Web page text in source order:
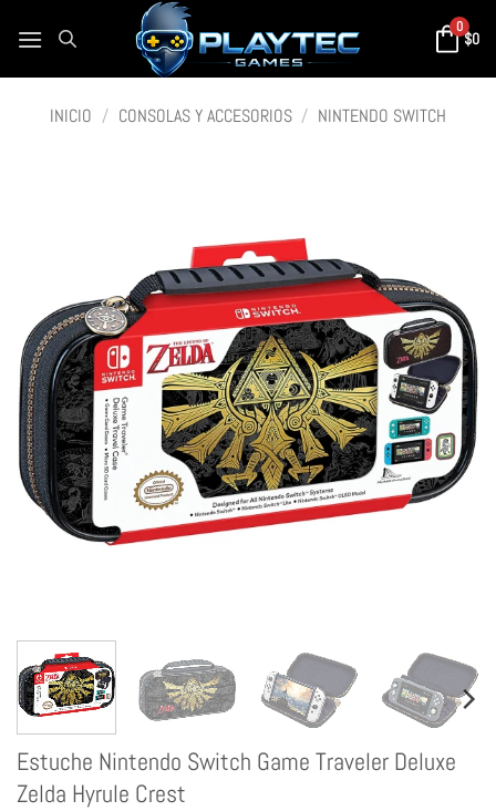
0
$0
INICIO / CONSOLAS Y ACCESORIOS / NINTENDO SWITCH
Estuche Nintendo Switch Game Traveler Deluxe
Zelda Hyrule Crest